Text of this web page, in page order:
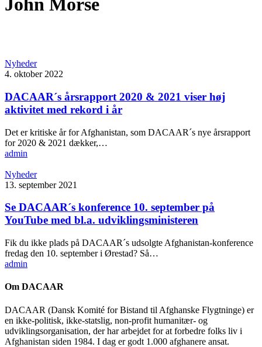
John Morse
Nyheder
4. oktober 2022
DACAAR´s årsrapport 2020 & 2021 viser høj
aktivitet med rekord i år
Det er kritiske år for Afghanistan, som DACAAR´s nye årsrapport
for 2020 & 2021 dækker,…
admin
Nyheder
13. september 2021
Se DACAAR´s konference 10. september på
YouTube med bl.a. udviklingsministeren
Fik du ikke plads på DACAAR´s udsolgte Afghanistan-konference
fredag den 10. september i Ørestad? Så…
admin
Om DACAAR
DACAAR (Dansk Komité for Bistand til Afghanske Flygtninge) er
en ikke-politisk, ikke-statslig, non-profit humanitær- og
udviklingsorganisation, der har arbejdet for at forbedre folks liv i
Afghanistan siden 1984. I dag er godt 1.000 afghanere ansat.